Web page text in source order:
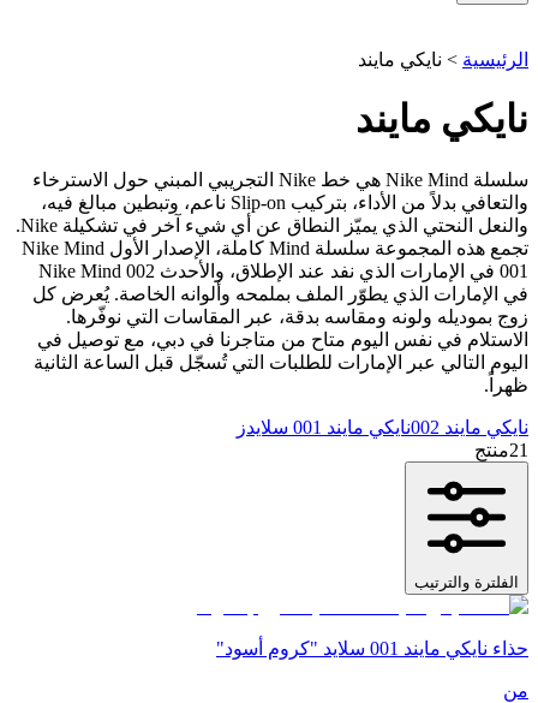
الرئيسية > نايكي مايند
نايكي مايند
سلسلة Nike Mind هي خط Nike التجريبي المبني حول الاسترخاء
والتعافي بدلاً من الأداء، بتركيب Slip-on ناعم، وتبطين مبالغ فيه،
والنعل النحتي الذي يميّز النطاق عن أي شيء آخر في تشكيلة Nike.
تجمع هذه المجموعة سلسلة Mind كاملة، الإصدار الأول Nike Mind
001 في الإمارات الذي نفد عند الإطلاق، والأحدث Nike Mind 002
في الإمارات الذي يطوّر الملف بملمحه وألوانه الخاصة. يُعرض كل
زوج بموديله ولونه ومقاسه بدقة، عبر المقاسات التي نوفّرها.
الاستلام في نفس اليوم متاح من متاجرنا في دبي، مع توصيل في
اليوم التالي عبر الإمارات للطلبات التي تُسجّل قبل الساعة الثانية
ظهراً.
نايكي مايند 002
نايكي مايند 001 سلايدز
21منتج
الفلترة والترتيب
حذاء نايكي مايند 001 سلايد "كروم أسود"
من